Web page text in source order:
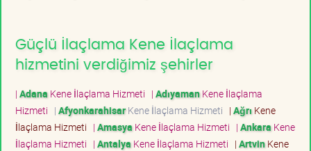
Güçlü İlaçlama Kene İlaçlama
hizmetini verdiğimiz şehirler
| Adana Kene İlaçlama Hizmeti | AdıyamanKene İlaçlama
Hizmeti | AfyonkarahisarKene İlaçlama Hizmeti | Ağrı Kene
İlaçlama Hizmeti | Amasya Kene İlaçlama Hizmeti | Ankara Kene
İlaçlama Hizmeti | Antalya Kene İlaçlama Hizmeti | ArtvinKene